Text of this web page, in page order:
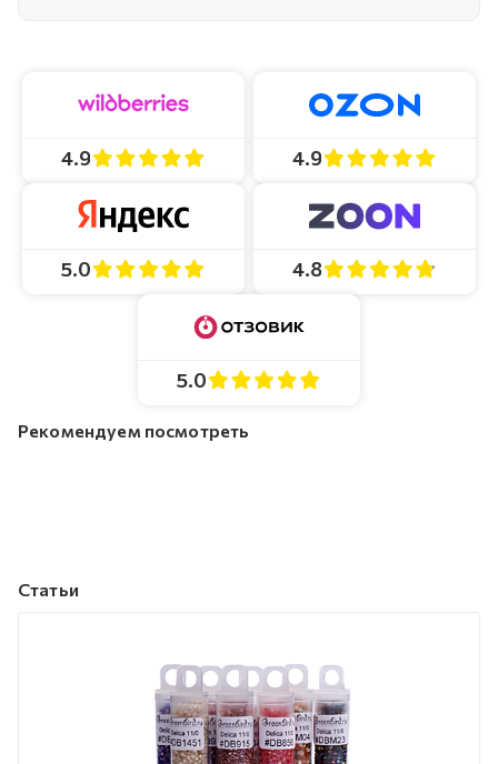
4.9 4.9
5.0 4.8
5.0
Рекомендуем посмотреть
Статьи